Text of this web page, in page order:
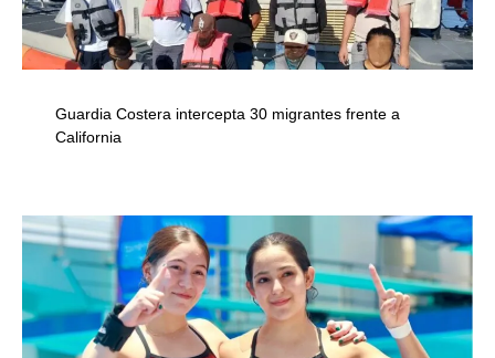
Guardia Costera intercepta 30 migrantes frente a
California